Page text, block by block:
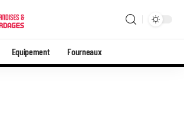
Equipement Fourneaux